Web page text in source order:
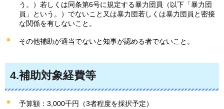
う。）若しくは同条第6号に規定する暴力団員（以下「暴力団
員」という。）でないこと又は暴力団若しくは暴力団員と密接
な関係を有しないこと。
その他補助が適当でないと知事が認める者でないこと。
4.補助対象経費等
予算額：3,000千円（3者程度を採択予定）